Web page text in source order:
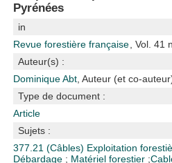
Pyrénées
in
Revue forestière française , Vol. 41
Auteur(s) :
Dominique Abt , Auteur (et co-
Type de document :
Article
Sujets :
377.21 (Câbles) Exploitation
Débardage ; Matériel forestier ;